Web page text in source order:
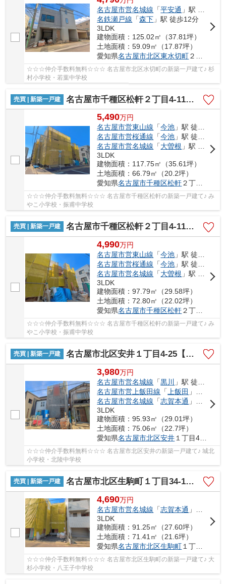
名古屋市営名城線 「平安通 」駅 徒歩10分
名鉄瀬戸線 「森下 」駅 徒歩12分
3LDK
建物面積：125.02㎡（37.81坪）
土地面積：59.09㎡（17.87坪）
愛知県名古屋市北区東水切町２丁目15
☆☆☆仲介手数料無料☆☆☆ 名古屋市北区水切町の新築一戸建て♪ 杉
村小学校・若葉中学校
売買 | 新築一戸建 名古屋市千種区松軒２丁目4-11【仲介手数料無料】新築一戸建て 2号棟
5,490万円
名古屋市営東山線 「今池 」駅 徒歩17分
名古屋市営桜通線 「今池 」駅 徒歩17分
名古屋市営名城線 「大曽根 」駅 徒歩20分
3LDK
建物面積：117.75㎡（35.61坪）
土地面積：66.79㎡（20.2坪）
愛知県名古屋市千種区松軒２丁目4-11
☆☆☆仲介手数料無料☆☆☆ 名古屋市千種区松軒の新築一戸建て♪ み
やこ小学校・振甫中学校
売買 | 新築一戸建 名古屋市千種区松軒２丁目4-11【仲介手数料無料】新築一戸建て 3号棟
4,990万円
名古屋市営東山線 「今池 」駅 徒歩17分
名古屋市営桜通線 「今池 」駅 徒歩17分
名古屋市営名城線 「大曽根 」駅 徒歩20分
3LDK
建物面積：97.79㎡（29.58坪）
土地面積：72.80㎡（22.02坪）
愛知県名古屋市千種区松軒２丁目4-11
☆☆☆仲介手数料無料☆☆☆ 名古屋市千種区松軒の新築一戸建て♪ み
やこ小学校・振甫中学校
売買 | 新築一戸建 名古屋市北区安井１丁目4-25【仲介手数料無料】新築一戸建て 1号棟
3,980万円
名古屋市営名城線 「黒川
」駅 徒歩23分
名古屋市営上飯田線 「 上飯田 」駅 徒歩23分
名古屋市営名城線 「志賀本通 」駅 徒歩24分
3LDK
建物面積：95.93㎡（29.01坪）
土地面積：75.06㎡（22.7坪）
愛知県名古屋市北区安井 １丁目4-25
☆☆☆仲介手数料無料☆☆☆ 名古屋市北区安井の新築一戸建て♪ 城北
小学校・北陵中学校
売買 | 新築一戸建 名古屋市北区生駒町１丁目34-1【仲介手数料無料】新築一戸建て 1号棟
4,690万円
名古屋市営名城線 「志賀本通 」駅 徒歩10分
3LDK
建物面積：91.25㎡（27.60坪）
土地面積：71.41㎡（21.6坪）
愛知県名古屋市北区生駒町 １丁目34-1
☆☆☆仲介手数料無料☆☆☆ 名古屋市北区生駒町の新築一戸建て♪ 大
杉小学校・八王子中学校